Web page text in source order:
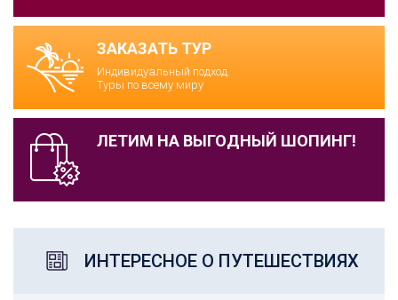
ЗАКАЗАТЬ ТУР
Индивидуальный подход.
Туры по всему миру
ЛЕТИМ НА ВЫГОДНЫЙ ШОПИНГ!
ИНТЕРЕСНОЕ О ПУТЕШЕСТВИЯХ